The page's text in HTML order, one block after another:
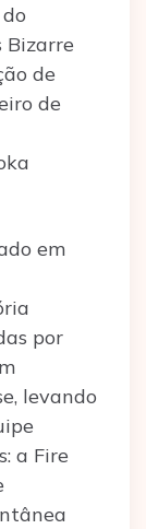
Bizarre
de
de
em
por
levando
a Fire